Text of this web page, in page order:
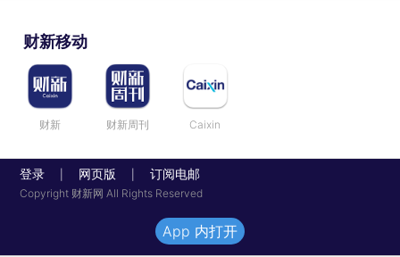
财新移动
财新 财新周刊 Caixin
登录 网页版 订阅电邮
Copyright 财新网 All Rights Reserved
App 内打开